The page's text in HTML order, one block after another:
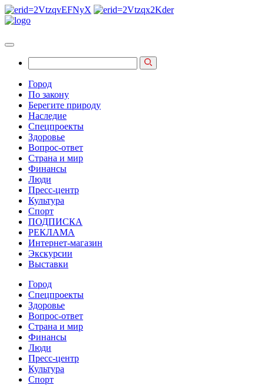
Город
По закону
Берегите природу
Наследие
Спецпроекты
Здоровье
Вопрос-ответ
Страна и мир
Финансы
Люди
Пресс-центр
Культура
Спорт
ПОДПИСКА
РЕКЛАМА
Интернет-магазин
Экскурсии
Выставки
Город
Спецпроекты
Здоровье
Вопрос-ответ
Страна и мир
Финансы
Люди
Пресс-центр
Культура
Спорт